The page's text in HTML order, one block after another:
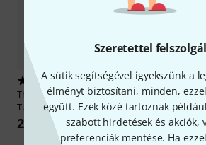
Szeretettel
A sütik segítségével igyekszünk a
élményt biztosítani, minden,
együtt. Ezek közé tartoznak
szabott hirdetések és akciók,
preferenciák mentése. Ha
1301
ThomannCTU-10 Ukulele Clip
Tuner
2 599 Ft
Schott
XXL
11 490